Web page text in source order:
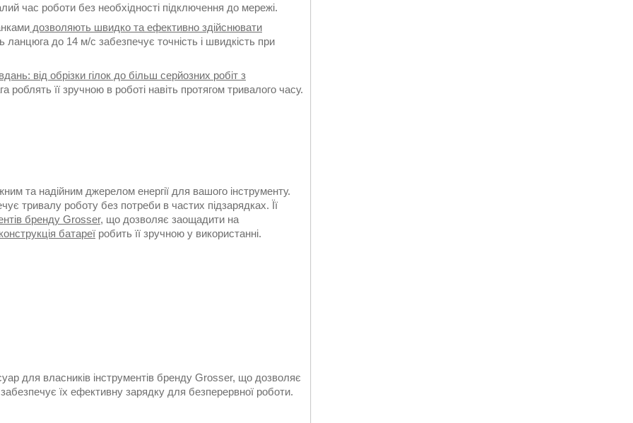
час роботи без необхідності підключення до мережі.
дозволяють швидко та ефективно здійснювати
ланцюга до 14 м/с забезпечує точність і швидкість при
від обрізки гілок до більш серйозних робіт з
роблять її зручною в роботі навіть протягом тривалого часу.
та надійним джерелом енергії для вашого інструменту.
тривалу роботу без потреби в частих підзарядках. Її
бренду Grosser, що дозволяє заощадити на
батареї робить її зручною у використанні.
для власників інструментів бренду Grosser, що дозволяє
їх ефективну зарядку для безперервної роботи.